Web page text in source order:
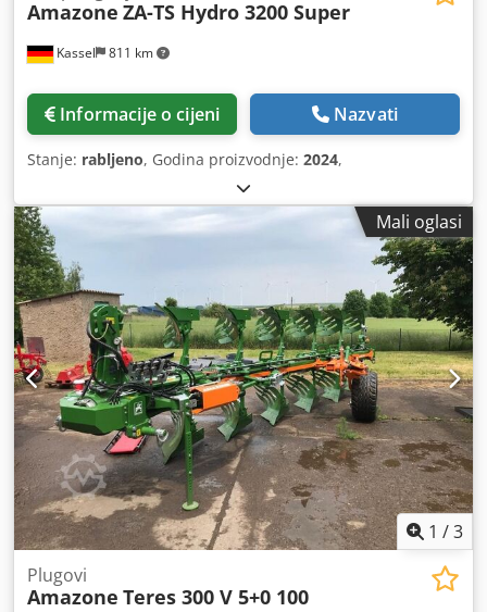
Kassel 811 km
Amazone ZA-TS Hydro 3200 Super
Informacije o cijeni Nazvati
Stanje: rabljeno, Godina proizvodnje: 2024,
Mali oglasi
1 /3
Plugovi
Amazone Teres 300 V 5+0 100